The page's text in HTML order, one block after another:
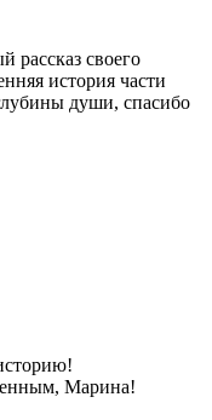
рассказ своего
история части
души, спасибо
Марина!